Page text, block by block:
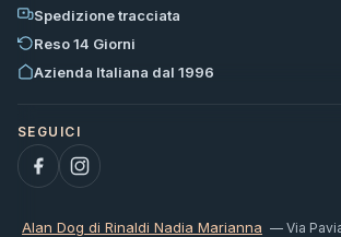
Spedizione tracciata
Reso 14 Giorni
Azienda Italiana dal 1996
Alan Dog di Rinaldi Nadia Marianna — Via